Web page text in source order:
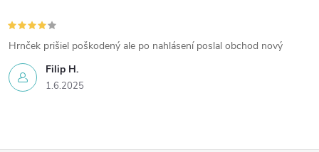
Filip H.
1.6.2025
Hrnček prišiel poškodený ale po nahlásení poslal obchod nový